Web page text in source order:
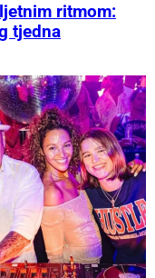
ritmom:
tjedna